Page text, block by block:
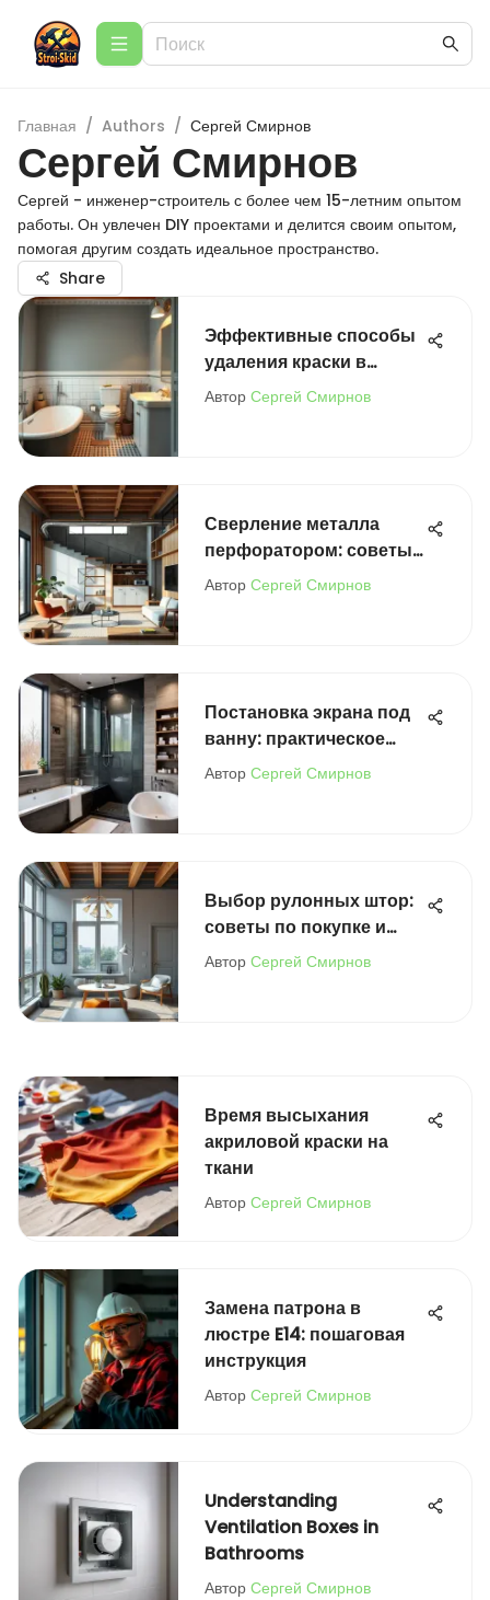
Главная / Authors / Сергей Смирнов
Сергей Смирнов
Сергей - инженер-строитель с более чем 15-летним опытом
работы. Он увлечен DIY проектами и делится своим опытом,
помогая другим создать идеальное пространство.
Share
Эффективные способы
удаления краски в
ванной
Автор Сергей Смирнов
Сверление металла
перфоратором: советы
и рекомендации
Автор Сергей Смирнов
Постановка экрана под
ванну: практическое
руководство
Автор Сергей Смирнов
Выбор рулонных штор:
советы по покупке и
уходу
Автор Сергей Смирнов
Время высыхания
акриловой краски на
ткани
Автор Сергей Смирнов
Замена патрона в
люстре E14: пошаговая
инструкция
Автор Сергей Смирнов
Understanding
Ventilation Boxes in
Bathrooms
Автор Сергей Смирнов